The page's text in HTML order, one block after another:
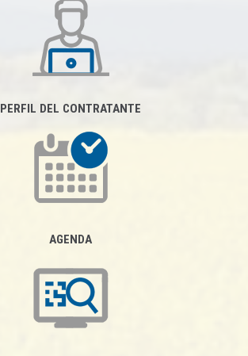
PERFIL DEL CONTRATANTE
AGENDA